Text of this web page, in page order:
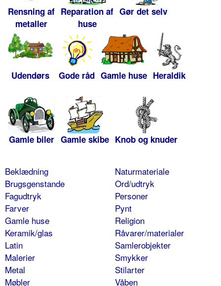
Rensning af
metaller
Reparation af
huse
Gør det selv
Udendørs Gode råd Gamle huse Heraldik
Gamle biler Gamle skibe Knob og knuder
Beklædning
Brugsgenstande
Fagudtryk
Farver
Gamle huse
Keramik/glas
Latin
Malerier
Metal
Møbler
Naturmateriale
Ord/udtryk
Personer
Pynt
Religion
Råvarer/materialer
Samlerobjekter
Smykker
Stilarter
Våben